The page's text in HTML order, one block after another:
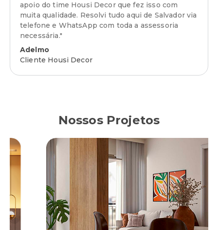
apoio do time Housi Decor que fez isso com
muita qualidade. Resolvi tudo aqui de Salvador via
telefone e WhatsApp com toda a assessoria
necessária."
Adelmo
Cliente Housi Decor
Nossos Projetos